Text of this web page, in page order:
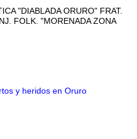
"DIABLADA ORURO" FRAT.
FOLK. "MORENADA ZONA
y heridos en Oruro